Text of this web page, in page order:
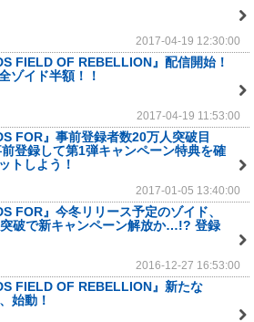
2017-04-19 12:30:00
FIELD OF REBELLION』配信開始！
ゾイド半額！！
2017-04-19 11:53:00
FOR』事前登録者数20万人突破目
登録して第1弾キャンペーン特典を確
トしよう！
2017-01-05 13:40:00
FOR』今冬リリース予定のゾイド、
破で新キャンペーン解放か…!? 登録
2016-12-27 16:53:00
FIELD OF REBELLION』新たな
始動！